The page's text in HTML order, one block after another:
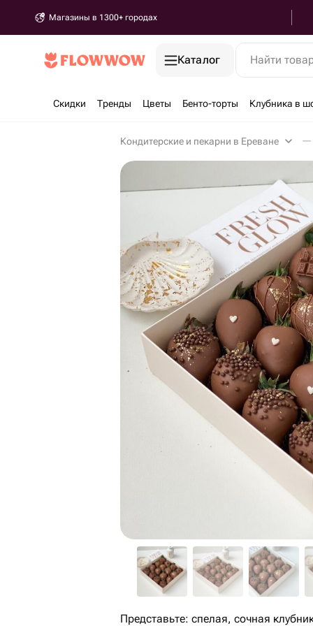
Магазины в 1300+ городах
Каталог Найти
Скидки Тренды Цветы Бенто-торты Клубника в
Кондитерские и пекарни в Ереване
Представьте: спелая, сочная